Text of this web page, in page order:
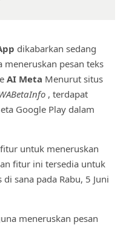
dikabarkan sedang
pesan teks
AI Meta Menurut situs
, terdapat
Google Play dalam
untuk meneruskan
fitur ini tersedia untuk
sana pada Rabu, 5 Juni
meneruskan pesan